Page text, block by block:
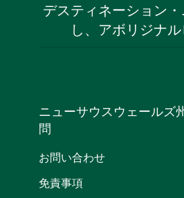
デスティネーション
し、アボリジナ
ニューサウスウェールズ
問
お問い合わせ
免責事項